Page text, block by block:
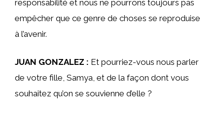
responsabilité et nous ne pourrons toujours pas
empêcher que ce genre de choses se reproduise
à l’avenir.
JUAN GONZALEZ : Et pourriez-vous nous parler
de votre fille, Samya, et de la façon dont vous
souhaitez qu’on se souvienne d’elle ?